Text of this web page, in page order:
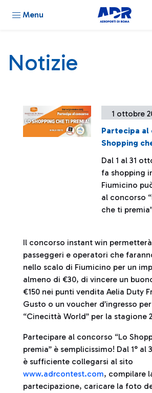
Menu
Notizie
1 ottobre
Partecipa al
Shopping
Dal 1 al 31
fa shopping
Fiumicino
al concorso
che ti
Il concorso instant win
passeggeri e operatori che
nello scalo di Fiumicino per un
almeno di €30, di vincere un
€150 nei punti vendita Aelia Duty
Gusto o un voucher d’ingresso
“Cinecittà World” per la stagione
Partecipare al concorso “Lo
premia” è semplicissimo! Dal 1° al
è sufficiente collegarsi al sito
www.adrcontest.com, compilare
partecipazione, caricare la foto